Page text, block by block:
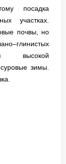
посадка
участках.
почвы, но
высокой
зимы.